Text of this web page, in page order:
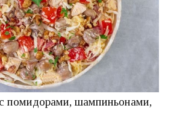
помидорами, шампиньонами,